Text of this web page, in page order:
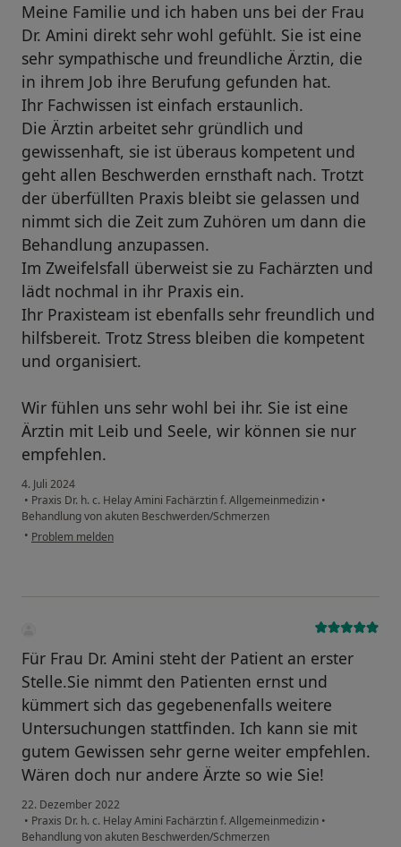
Meine Familie und ich haben uns bei der Frau
Dr. Amini direkt sehr wohl gefühlt. Sie ist eine
sehr sympathische und freundliche Ärztin, die
in ihrem Job ihre Berufung gefunden hat.
Ihr Fachwissen ist einfach erstaunlich.
Die Ärztin arbeitet sehr gründlich und
gewissenhaft, sie ist überaus kompetent und
geht allen Beschwerden ernsthaft nach. Trotzt
der überfüllten Praxis bleibt sie gelassen und
nimmt sich die Zeit zum Zuhören um dann die
Behandlung anzupassen.
Im Zweifelsfall überweist sie zu Fachärzten und
lädt nochmal in ihr Praxis ein.
Ihr Praxisteam ist ebenfalls sehr freundlich und
hilfsbereit. Trotz Stress bleiben die kompetent
und organisiert.
Wir fühlen uns sehr wohl bei ihr. Sie ist eine
Ärztin mit Leib und Seele, wir können sie nur
empfehlen.
4. Juli 2024
• Praxis Dr. h. c. Helay Amini Fachärztin f. Allgemeinmedizin •
Behandlung von akuten Beschwerden/Schmerzen
• Problem melden
Für Frau Dr. Amini steht der Patient an erster
Stelle.Sie nimmt den Patienten ernst und
kümmert sich das gegebenenfalls weitere
Untersuchungen stattfinden. Ich kann sie mit
gutem Gewissen sehr gerne weiter empfehlen.
Wären doch nur andere Ärzte so wie Sie!
22. Dezember 2022
• Praxis Dr. h. c. Helay Amini Fachärztin f. Allgemeinmedizin •
Behandlung von akuten Beschwerden/Schmerzen